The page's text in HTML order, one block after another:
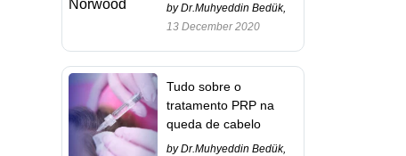
by Dr.Muhyeddin Bedük,
13 December 2020
Tudo sobre o
tratamento PRP na
queda de cabelo
by Dr.Muhyeddin Bedük,